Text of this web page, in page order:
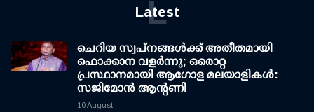
Latest
L
ചെറിയ സ്വപ്നങ്ങൾക്ക് അതീതമായി
ഫൊക്കാന വളർന്നു; ഒരൊറ്റ
പ്രസ്ഥാനമായി ആഗോള മലയാളികൾ:
സജിമോൻ ആന്റണി
10 August